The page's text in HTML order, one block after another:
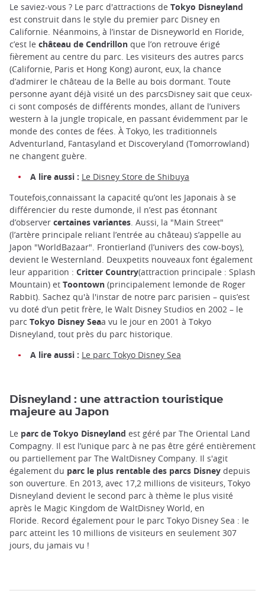
Le saviez-vous ? Le parc d'attractions de Tokyo Disneyland
est construit dans le style du premier parc Disney en
Californie. Néanmoins, à l’instar de Disneyworld en Floride,
c’est le château de Cendrillon que l’on retrouve érigé
fièrement au centre du parc. Les visiteurs des autres parcs
(Californie, Paris et Hong Kong) auront, eux, la chance
d’admirer le château de la Belle au bois dormant. Toute
personne ayant déjà visité un des parcsDisney sait que ceux-
ci sont composés de différents mondes, allant de l’univers
western à la jungle tropicale, en passant évidemment par le
monde des contes de fées. À Tokyo, les traditionnels
Adventurland, Fantasyland et Discoveryland (Tomorrowland)
ne changent guère.
A lire aussi : Le Disney Store de Shibuya
Toutefois,connaissant la capacité qu’ont les Japonais à se
différencier du reste dumonde, il n’est pas étonnant
d’observer certaines variantes. Aussi, la "Main Street"
(l’artère principale reliant l’entrée au château) s’appelle au
Japon "WorldBazaar". Frontierland (l’univers des cow-boys),
devient le Westernland. Deuxpetits nouveaux font également
leur apparition : Critter Country(attraction principale : Splash
Mountain) et Toontown (principalement lemonde de Roger
Rabbit). Sachez qu'à l'instar de notre parc parisien – quis’est
vu doté d’un petit frère, le Walt Disney Studios en 2002 – le
parc Tokyo Disney Seaa vu le jour en 2001 à Tokyo
Disneyland, tout près du parc historique.
A lire aussi : Le parc Tokyo Disney Sea
Disneyland : une attraction touristique
majeure au Japon
Le parc de Tokyo Disneyland est géré par The Oriental Land
Compagny. Il est l’unique parc à ne pas être géré entièrement
ou partiellement par The WaltDisney Company. Il s'agit
également du parc le plus rentable des parcs Disney depuis
son ouverture. En 2013, avec 17,2 millions de visiteurs, Tokyo
Disneyland devient le second parc à thème le plus visité
après le Magic Kingdom de WaltDisney World, en
Floride. Record également pour le parc Tokyo Disney Sea : le
parc atteint les 10 millions de visiteurs en seulement 307
jours, du jamais vu !